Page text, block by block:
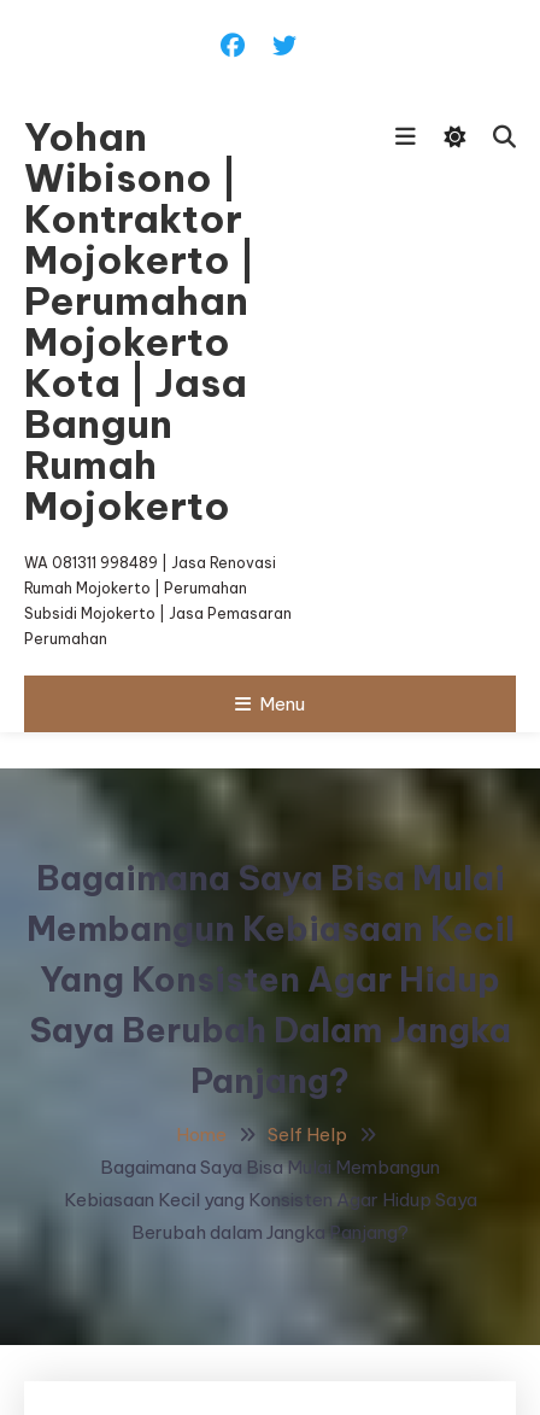
Yohan
Wibisono |
Kontraktor
Mojokerto |
Perumahan
Mojokerto
Kota | Jasa
Bangun
Rumah
Mojokerto
WA 081311 998489 | Jasa Renovasi
Rumah Mojokerto | Perumahan
Subsidi Mojokerto | Jasa Pemasaran
Perumahan
Menu
Bagaimana Saya Bisa Mulai
Membangun Kebiasaan Kecil
Yang Konsisten Agar Hidup
Saya Berubah Dalam Jangka
Panjang?
Home
Self Help
Bagaimana Saya Bisa Mulai Membangun
Kebiasaan Kecil yang Konsisten Agar Hidup Saya
Berubah dalam Jangka Panjang?